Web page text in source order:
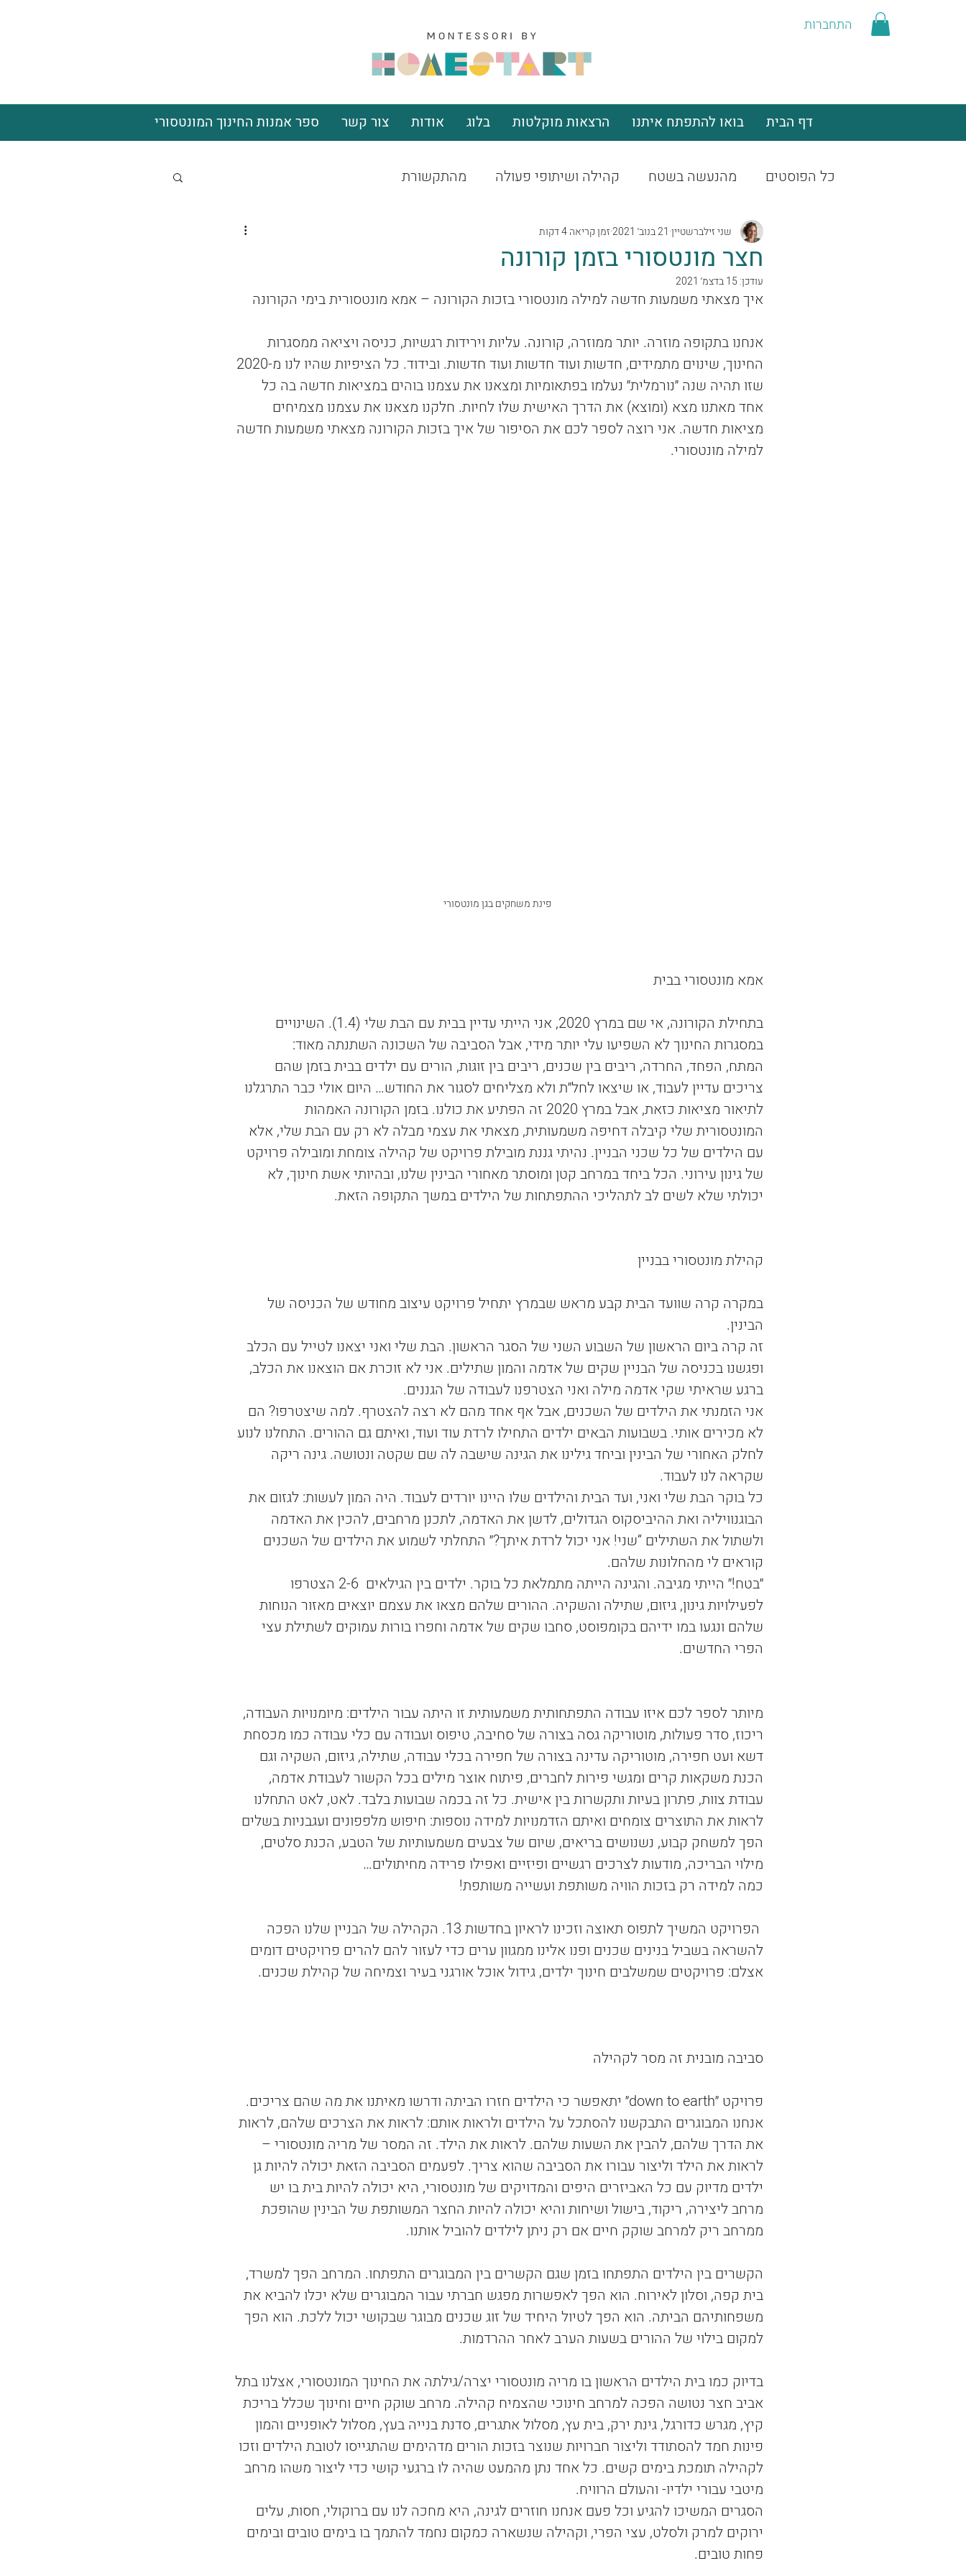
התחברות
דף הבית בואו להתפתח איתנו הרצאות מוקלטות בלוג אודות צור קשר ספר אמנות החינוך המונטסורי
כל הפוסטים מהנעשה בשטח קהילה ושיתופי פעולה מהתקשורת
חצר מונטסורי בזמן קורונה
שני זילברשטיין 21 בנוב׳ 2021 זמן קריאה 4 דקות
עודכן:15 בדצמ׳ 2021
איך מצאתי משמעות חדשה למילה מונטסורי בזכות הקורונה – אמא מונטסורית בימי הקורונה
אנחנו בתקופה מוזרה. יותר ממוזרה, קורונה. עליות וירידות רגשיות, כניסה ויציאה ממסגרות
שזו תהיה שנה ״נורמלית״ נעלמו בפתאומיות ומצאנו את עצמנו בוהים במציאות חדשה בה כל
אחד מאתנו מצא (ומוצא) את הדרך האישית שלו לחיות. חלקנו מצאנו את עצמנו מצמיחים
מציאות חדשה. אני רוצה לספר לכם את הסיפור של איך בזכות הקורונה מצאתי משמעות חדשה
למילה מונטסורי.
פינת משחקים בגן מונטסורי
אמא מונטסורי בבית
בתחילת הקורונה, אי שם במרץ 2020, אני הייתי עדיין בבית עם הבת שלי (1.4). השינויים
במסגרות החינוך לא השפיעו עלי יותר מידי, אבל הסביבה של השכונה השתנתה מאוד:
המתח, הפחד, החרדה, ריבים בין שכנים, ריבים בין זוגות, הורים עם ילדים בבית בזמן שהם
צריכים עדיין לעבוד, או שיצאו לחל״ת ולא מצליחים לסגור את החודש… היום אולי כבר התרגלנו
לתיאור מציאות כזאת, אבל במרץ 2020 זה הפתיע את כולנו. בזמן הקורונה האמהות
המונטסורית שלי קיבלה דחיפה משמעותית, מצאתי את עצמי מבלה לא רק עם הבת שלי, אלא
עם הילדים של כל שכני הבניין. נהיתי גננת מובילת פרויקט של קהילה צומחת ומובילה פרויקט
של גינון עירוני. הכל ביחד במרחב קטן ומוסתר מאחורי הבינין שלנו, ובהיותי אשת חינוך, לא
יכולתי שלא לשים לב לתהליכי ההתפתחות של הילדים במשך התקופה הזאת.
קהילת מונטסורי בבניין
במקרה קרה שוועד הבית קבע מראש שבמרץ יתחיל פרויקט עיצוב מחודש של הכניסה של
הבינין.
זה קרה ביום הראשון של השבוע השני של הסגר הראשון. הבת שלי ואני יצאנו לטייל עם הכלב
ופגשנו בכניסה של הבניין שקים של אדמה והמון שתילים. אני לא זוכרת אם הוצאנו את הכלב,
ברגע שראיתי שקי אדמה מילה ואני הצטרפנו לעבודה של הגננים.
אני הזמנתי את הילדים של השכנים, אבל אף אחד מהם לא רצה להצטרף. למה שיצטרפו? הם
לא מכירים אותי. בשבועות הבאים ילדים התחילו לרדת עוד ועוד, ואיתם גם ההורים. התחלנו לנוע
לחלק האחורי של הבינין וביחד גילינו את הגינה שישבה לה שם שקטה ונטושה. גינה ריקה
שקראה לנו לעבוד.
כל בוקר הבת שלי ואני, ועד הבית והילדים שלו היינו יורדים לעבוד. היה המון לעשות: לגזום את
הבוגנוויליה ואת ההיביסקוס הגדולים, לדשן את האדמה, לתכנן מרחבים, להכין את האדמה
ולשתול את השתילים “שני! אני יכול לרדת איתך?״ התחלתי לשמוע את הילדים של השכנים
קוראים לי מהחלונות שלהם.
״בטח!״ הייתי מגיבה. והגינה הייתה מתמלאת כל בוקר. ילדים בין הגילאים  2-6 הצטרפו
לפעילויות גינון, גיזום, שתילה והשקיה. ההורים שלהם מצאו את עצמם יוצאים מאזור הנוחות
שלהם ונגעו במו ידיהם בקומפוסט, סחבו שקים של אדמה וחפרו בורות עמוקים לשתילת עצי
הפרי החדשים.
מיותר לספר לכם איזו עבודה התפתחותית משמעותית זו היתה עבור הילדים: מיומנויות העבודה,
ריכוז, סדר פעולות, מוטוריקה גסה בצורה של סחיבה, טיפוס ועבודה עם כלי עבודה כמו מכסחת
דשא ועט חפירה, מוטוריקה עדינה בצורה של חפירה בכלי עבודה, שתילה, גיזום, השקיה וגם
הכנת משקאות קרים ומגשי פירות לחברים, פיתוח אוצר מילים בכל הקשור לעבודת אדמה,
עבודת צוות, פתרון בעיות ותקשרות בין אישית. כל זה בכמה שבועות בלבד. לאט, לאט התחלנו
לראות את התוצרים צומחים ואיתם הזדמנויות למידה נוספות: חיפוש מלפפונים ועגבניות בשלים
הפך למשחק קבוע, נשנושים בריאים, שיום של צבעים משמעותיות של הטבע, הכנת סלטים,
מילוי הבריכה, מודעות לצרכים רגשיים ופיזיים ואפילו פרידה מחיתולים…
כמה למידה רק בזכות הוויה משותפת ועשייה משותפת!
הפרויקט המשיך לתפוס תאוצה וזכינו לראיון בחדשות 13. הקהילה של הבניין שלנו הפכה
להשראה בשביל בנינים שכנים ופנו אלינו ממגוון ערים כדי לעזור להם להרים פרויקטים דומים
אצלם: פרויקטים שמשלבים חינוך ילדים, גידול אוכל אורגני בעיר וצמיחה של קהילת שכנים.
סביבה מובנית זה מסר לקהילה
פרויקט ״down to earth״ יתאפשר כי הילדים חזרו הביתה ודרשו מאיתנו את מה שהם צריכים.
אנחנו המבוגרים התבקשנו להסתכל על הילדים ולראות אותם: לראות את הצרכים שלהם, לראות
את הדרך שלהם, להבין את השעות שלהם. לראות את הילד. זה המסר של מריה מונטסורי –
לראות את הילד וליצור עבורו את הסביבה שהוא צריך. לפעמים הסביבה הזאת יכולה להיות גן
ילדים מדיוק עם כל האביזרים היפים והמדויקים של מונטסורי, היא יכולה להיות בית בו יש
מרחב ליצירה, ריקוד, בישול ושיחות והיא יכולה להיות החצר המשותפת של הבינין שהופכת
ממרחב ריק למרחב שוקק חיים אם רק ניתן לילדים להוביל אותנו.
הקשרים בין הילדים התפתחו בזמן שגם הקשרים בין המבוגרים התפתחו. המרחב הפך למשרד,
בית קפה, וסלון לאירוח. הוא הפך לאפשרות מפגש חברתי עבור המבוגרים שלא יכלו להביא את
משפחותיהם הביתה. הוא הפך לטיול היחיד של זוג שכנים מבוגר שבקושי יכול ללכת. הוא הפך
למקום בילוי של ההורים בשעות הערב לאחר ההרדמות.
בדיוק כמו בית הילדים הראשון בו מריה מונטסורי יצרה/גילתה את החינוך המונטסורי, אצלנו בתל
אביב חצר נטושה הפכה למרחב חינוכי שהצמיח קהילה. מרחב שוקק חיים וחינוך שכלל בריכת
קיץ, מגרש כדורגל, גינת ירק, בית עץ, מסלול אתגרים, סדנת בנייה בעץ, מסלול לאופניים והמון
פינות חמד להסתודד וליצור חברויות שנוצר בזכות הורים מדהימים שהתגייסו לטובת הילדים וזכו
לקהילה תומכת בימים קשים. כל אחד נתן מהמעט שהיה לו ברגעי קושי כדי ליצור משהו מרחב
מיטבי עבורי ילדיו- והעולם הרוויח.
הסגרים המשיכו להגיע וכל פעם אנחנו חוזרים לגינה, היא מחכה לנו עם ברוקולי, חסות, עלים
ירוקים למרק ולסלט, עצי הפרי, וקהילה שנשארה כמקום נחמד להתמך בו בימים טובים ובימים
פחות טובים.